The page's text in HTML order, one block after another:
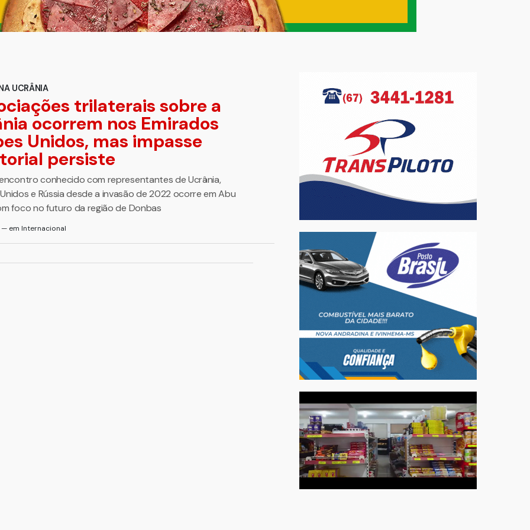
UCRÂNIA
trilaterais sobre a
ocorrem nos Emirados
Unidos, mas impasse
persiste
conhecido com representantes de Ucrânia,
e Rússia desde a invasão de 2022 ocorre em Abu
foco no futuro da região de Donbas
— em Internacional